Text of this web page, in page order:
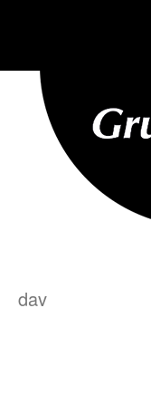
dav